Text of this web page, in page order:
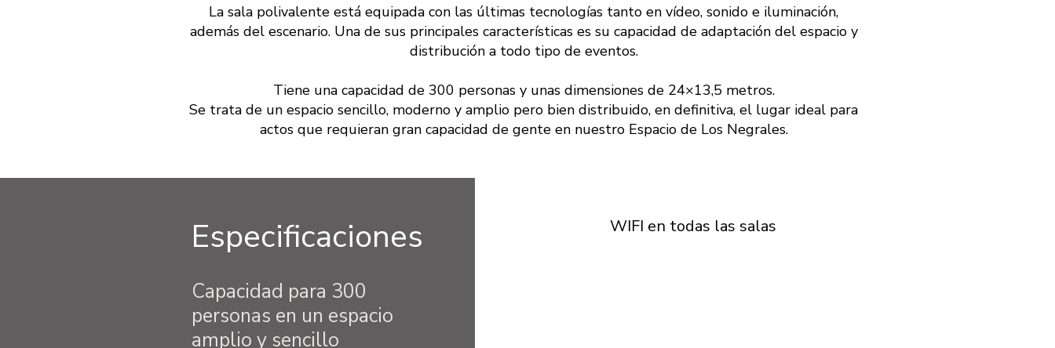
La sala polivalente está equipada con las últimas tecnologías tanto en vídeo, sonido e iluminación,
además del escenario. Una de sus principales características es su capacidad de adaptación del espacio y
distribución a todo tipo de eventos.
Tiene una capacidad de 300 personas y unas dimensiones de 24×13,5 metros.
Se trata de un espacio sencillo, moderno y amplio pero bien distribuido, en definitiva, el lugar ideal para
actos que requieran gran capacidad de gente en nuestro Espacio de Los Negrales.
Especificaciones
Capacidad para 300
personas en un espacio
amplio y sencillo
WIFI en todas las salas